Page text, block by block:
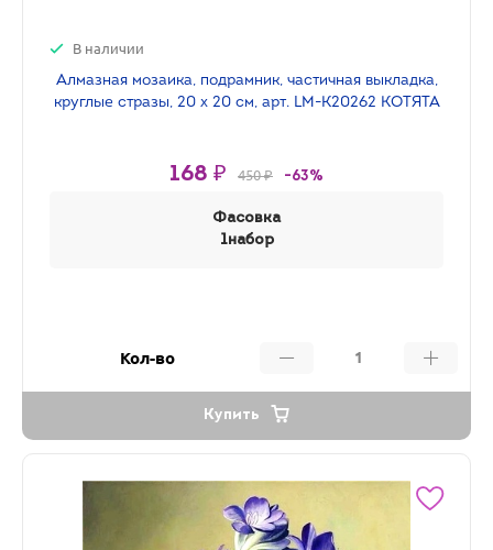
В наличии
Алмазная мозаика, подрамник, частичная выкладка,
круглые стразы, 20 х 20 см, арт. LM-K20262 КОТЯТА
168 ₽ 450 ₽ -63%
Фасовка
1набор
Кол-во
Купить